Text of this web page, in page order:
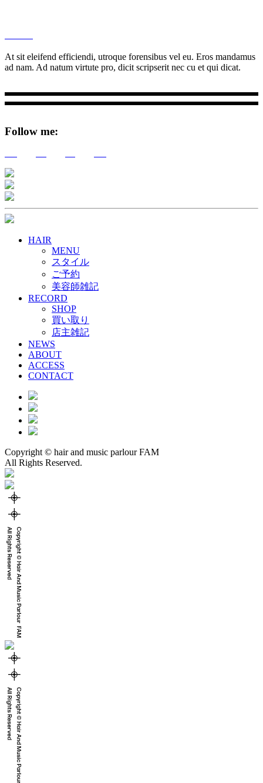
At sit eleifend efficiendi, utroque forensibus vel eu. Eros mandamus
ad nam. Ad natum virtute pro, dicit scripserit nec cu et qui dicat.
Follow me:
HAIR
MENU
スタイル
ご予約
美容師雑記
RECORD
SHOP
買い取り
店主雑記
NEWS
ABOUT
ACCESS
CONTACT
Copyright © hair and music parlour FAM
All Rights Reserved.